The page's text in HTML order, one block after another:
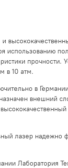
использованию
в 10 атм.
в
внешний
лазер надежно
Лаборатория